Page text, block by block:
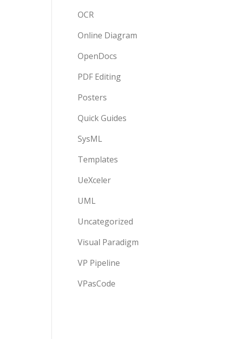
OCR
Online Diagram
OpenDocs
PDF Editing
Posters
Quick Guides
SysML
Templates
UeXceler
UML
Uncategorized
Visual Paradigm
VP Pipeline
VPasCode